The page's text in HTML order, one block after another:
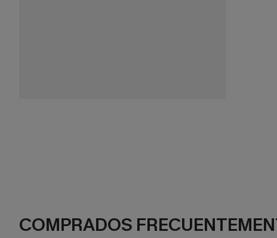
COMPRADOS